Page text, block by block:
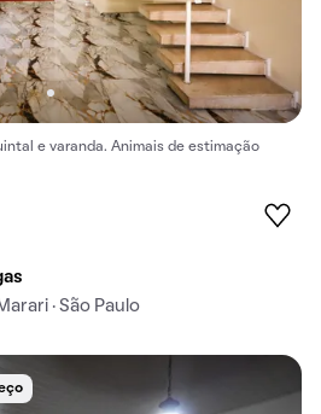
e varanda. Animais de estimação
· São Paulo